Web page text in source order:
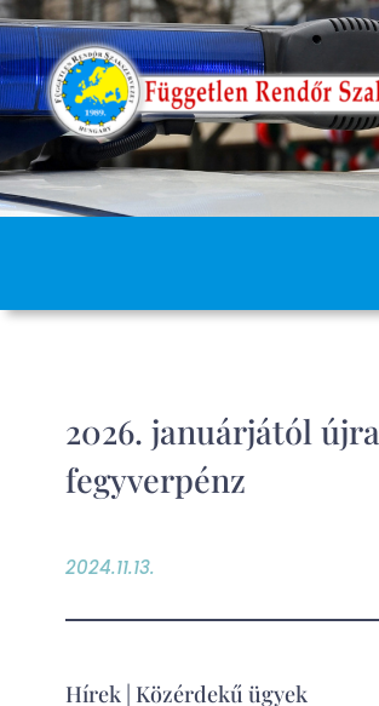
2026. januárjától
fegyverpénz
2024.11.13.
Hírek| Közérdekű ügyek